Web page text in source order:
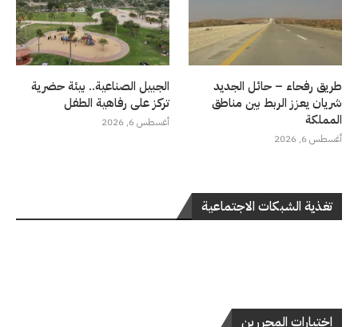
طريق رفحاء – حائل الجديد
شريان يعزز الربط بين مناطق
المملكة
أغسطس 6, 2026
الجبيل الصناعية.. بيئة حضرية
تركز على رفاهية الطفل
أغسطس 6, 2026
تغذية الشبكات الاجتماعية
اختيارات المحررين